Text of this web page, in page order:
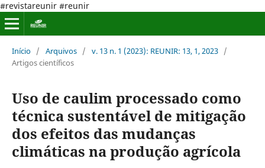
#revistareunir #reunir
Início / Arquivos / v. 13 n. 1 (2023): REUNIR: 13, 1, 2023 /
Artigos científicos
Uso de caulim processado como
técnica sustentável de mitigação
dos efeitos das mudanças
climáticas na produção agrícola